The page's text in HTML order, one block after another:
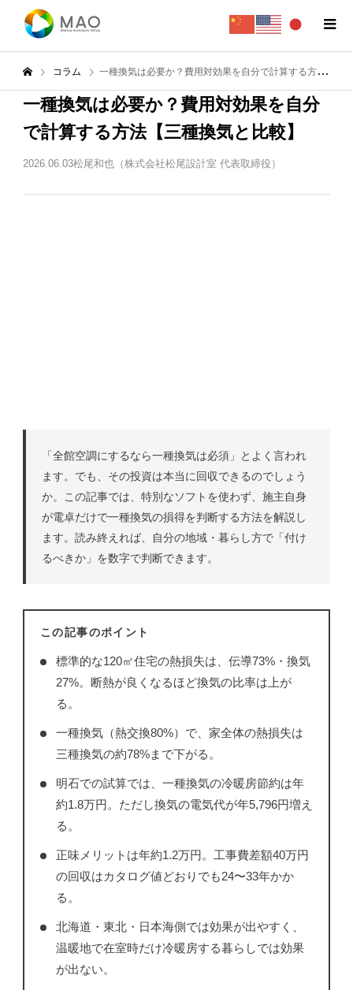
コラム 一種換気は必要か？費用対効果を自分で計算する方法【三種換気と比較】
一種換気は必要か？費用対効果を自分
で計算する方法【三種換気と比較】
2026.06.03松尾和也（株式会社松尾設計室 代表取締役）
「全館空調にするなら一種換気は必須」とよく言われ
ます。でも、その投資は本当に回収できるのでしょう
か。この記事では、特別なソフトを使わず、施主自身
が電卓だけで一種換気の損得を判断する方法を解説し
ます。読み終えれば、自分の地域・暮らし方で「付け
るべきか」を数字で判断できます。
この記事のポイント
標準的な120㎡住宅の熱損失は、伝導73%・換気
27%。断熱が良くなるほど換気の比率は上が
る。
一種換気（熱交換80%）で、家全体の熱損失は
三種換気の約78%まで下がる。
明石での試算では、一種換気の冷暖房節約は年
約1.8万円。ただし換気の電気代が年5,796円増え
る。
正味メリットは年約1.2万円。工事費差額40万円
の回収はカタログ値どおりでも24〜33年かか
る。
北海道・東北・日本海側では効果が出やすく、
温暖地で在室時だけ冷暖房する暮らしでは効果
が出ない。